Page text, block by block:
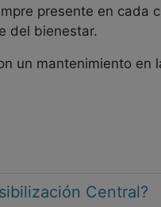
presente en cada
del bienestar.
mantenimiento en la
Central?